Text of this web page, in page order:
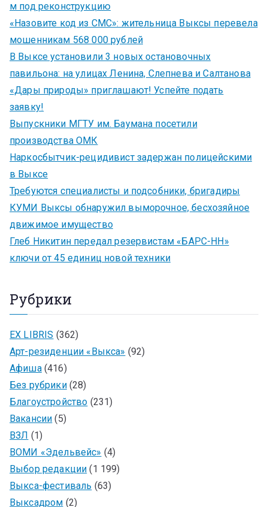
м под реконструкцию
«Назовите код из СМС»: жительница Выксы перевела
мошенникам 568 000 рублей
В Выксе установили 3 новых остановочных
павильона: на улицах Ленина, Слепнева и Салтанова
«Дары природы» приглашают! Успейте подать
заявку!
Выпускники МГТУ им. Баумана посетили
производства ОМК
Наркосбытчик-рецидивист задержан полицейскими
в Выксе
Требуются специалисты и подсобники, бригадиры
КУМИ Выксы обнаружил выморочное, бесхозяйное
движимое имущество
Глеб Никитин передал резервистам «БАРС-НН»
ключи от 45 единиц новой техники
Рубрики
EX LIBRIS (362)
Арт-резиденции «Выкса» (92)
Афиша(416)
Без рубрики(28)
Благоустройство (231)
Вакансии (5)
ВЗЛ (1)
ВОМИ «Эдельвейс» (4)
Выбор редакции (1 199)
Выкса-фестиваль (63)
Выксадром (2)